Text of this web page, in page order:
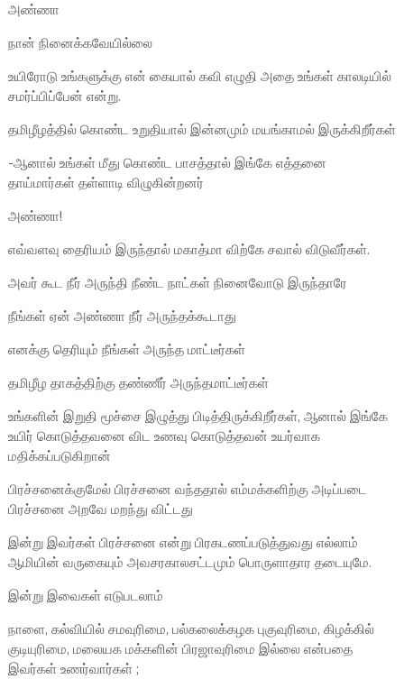
அண்ணா
நான் நினைக்கவேயில்லை
உயிரோடு உங்களுக்கு என் கையால் கவி எழுதி அதை உங்கள் காலடியில்
சமர்ப்பிப்பேன் என்று.
தமிழீழத்தில் கொண்ட உறுதியால் இன்னமும் மயங்காமல் இருக்கிறீர்கள்
-ஆனால் உங்கள் மீது கொண்ட பாசத்தால் இங்கே எத்தனை
தாய்மார்கள் தள்ளாடி விழுகின்றனர்
அண்ணா!
எவ்வளவு தைரியம் இருந்தால் மகாத்மா விற்கே சவால் விடுவீர்கள்.
அவர் கூட நீர் அருந்தி நீண்ட நாட்கள் நினைவோடு இருந்தாரே
நீங்கள் ஏன் அண்ணா நீர் அருந்தக்கூடாது
எனக்கு தெரியும் நீங்கள் அருந்த மாட்டீர்கள்
தமிழீழ தாகத்திற்கு தண்ணீர் அருந்தமாட்டீர்கள்
உங்களின் இறுதி மூச்சை இழுத்து பிடித்திருக்கிறீர்கள், ஆனால் இங்கே
உயிர் கொடுத்தவனை விட உணவு கொடுத்தவன் உயர்வாக
மதிக்கப்படுகிறான்
பிரச்சனைக்குமேல் பிரச்சனை வந்ததால் எம்மக்களிற்கு அடிப்படை
பிரச்சனை அறவே மறந்து விட்டது
இன்று இவர்கள் பிரச்சனை என்று பிரகடணப்படுத்துவது எல்லாம்
ஆமியின் வருகையும் அவசரகாலசட்டமும் பொருளாதார தடையுமே.
இன்று இவைகள் எடுபடலாம்
நாளை, கல்வியில் சமவுரிமை, பல்கலைக்கழக புகுவுரிமை, கிழக்கில்
குடியுரிமை, மலையக மக்களின் பிரஜாவுரிமை இல்லை என்பதை
இவர்கள் உணர்வார்கள் ;